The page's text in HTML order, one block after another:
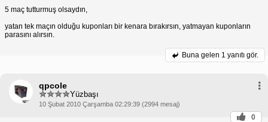
5 maç tutturmuş olsaydın,
yatan tek maçın olduğu kuponları bir kenara bırakırsın, yatmayan kuponların
parasını alırsın.
Buna gelen 1 yanıtı gör.
qpcole
Yüzbaşı
10 Şubat 2010 Çarşamba 02:29:39 (2994 mesaj)
0